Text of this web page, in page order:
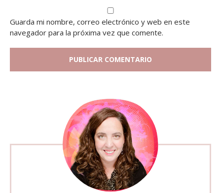
Guarda mi nombre, correo electrónico y web en este
navegador para la próxima vez que comente.